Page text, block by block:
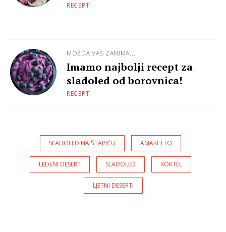
RECEPTI
MOŽDA VAS ZANIMA...
Imamo najbolji recept za
sladoled od borovnica!
RECEPTI
SLADOLED NA ŠTAPIĆU AMARETTO
LEDENI DESERT SLADOLED KOKTEL
LJETNI DESERTI